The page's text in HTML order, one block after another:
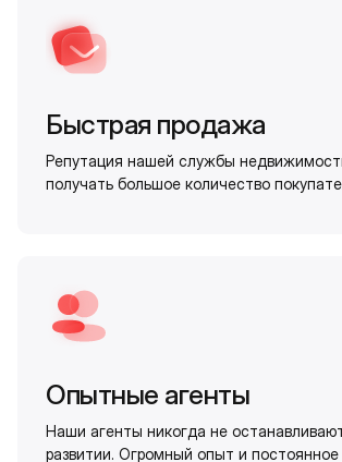
Быстрая продажа
Репутация нашей службы
получать большое количество
Опытные агенты
Наши агенты никогда не
развитии. Огромный опыт и постоянное